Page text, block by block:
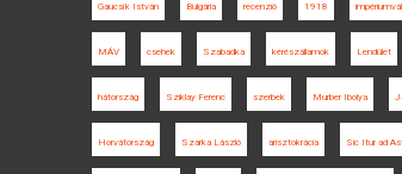
Gaucsík István Bulgária recenzió 1918
MÁV csehek Szabadka kérészállamok Lendület
hátország Sziklay Ferenc szerbek Murber Ibolya
Horvátország Szarka László arisztokrácia Sic Itur ad